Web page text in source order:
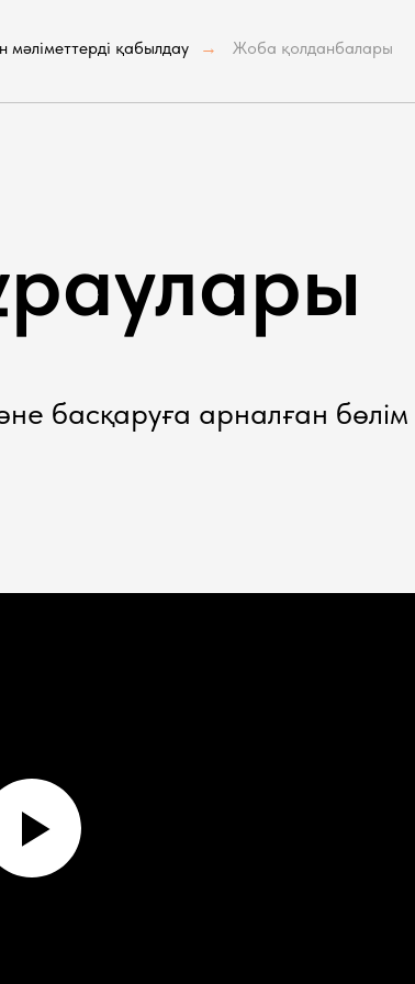
мәліметтерді қабылдау → Жоба қолданбалары
басқаруға арналған бөлім